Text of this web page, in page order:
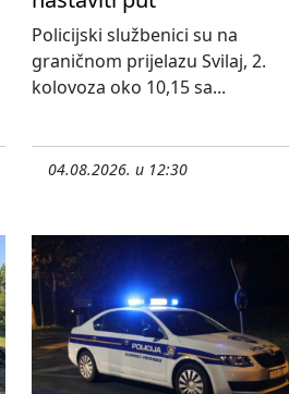
Policijski službenici su na
graničnom prijelazu Svilaj, 2.
kolovoza oko 10,15 sa...
04.08.2026. u 12:30